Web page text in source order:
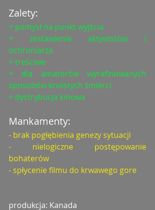
Zalety:
+ pomysł na punkt wyjścia
+ zestawienie aktywistów i
ochroniarza
+ treściwe
+ dla amatorów wyrafinowanych
sposobów krwistych śmierci
+ dystrybucja kinowa
Mankamenty:
- brak pogłębienia genezy sytuacji
- nielogiczne postępowanie
bohaterów
- spłycenie filmu do krwawego gore
produkcja: Kanada